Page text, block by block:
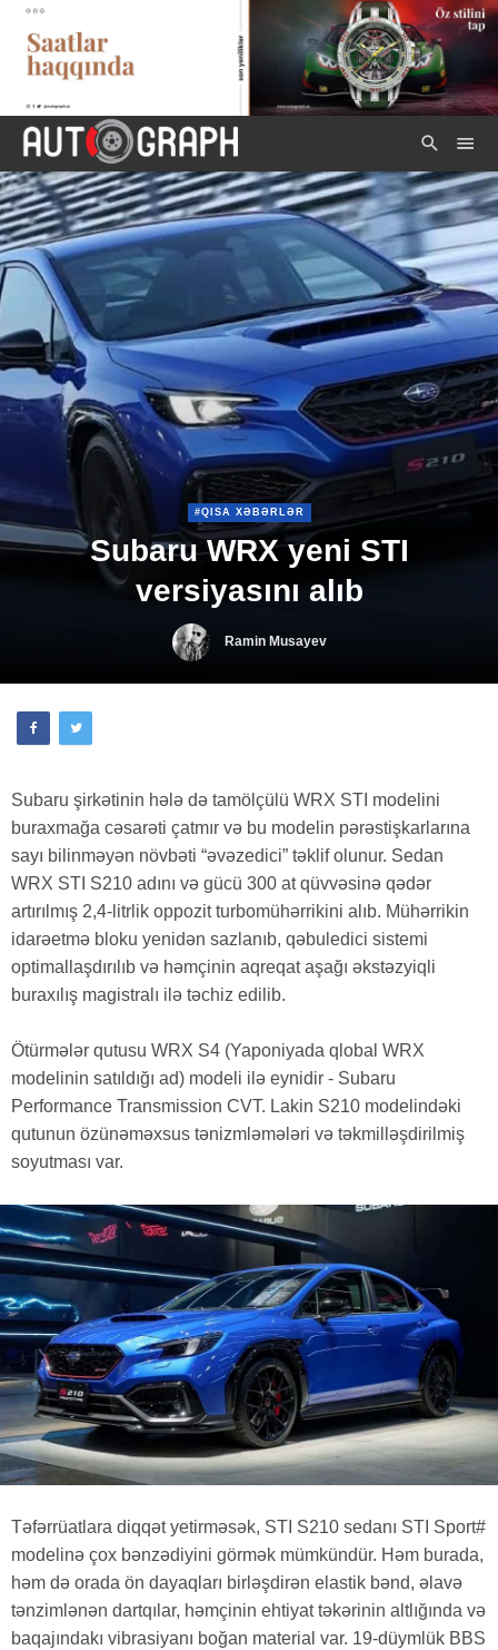
#QISA XƏBƏRLƏR
Subaru WRX yeni STI
versiyasını alıb
Ramin Musayev
Subaru şirkətinin hələ də tamölçülü WRX STI modelini
buraxmağa cəsarəti çatmır və bu modelin pərəstişkarlarına
sayı bilinməyən növbəti “əvəzedici” təklif olunur. Sedan
WRX STI S210 adını və gücü 300 at qüvvəsinə qədər
artırılmış 2,4-litrlik oppozit turbomühərrikini alıb. Mühərrikin
idarəetmə bloku yenidən sazlanıb, qəbuledici sistemi
optimallaşdırılıb və həmçinin aqreqat aşağı əkstəzyiqli
buraxılış magistralı ilə təchiz edilib.
Ötürmələr qutusu WRX S4 (Yaponiyada qlobal WRX
modelinin satıldığı ad) modeli ilə eynidir - Subaru
Performance Transmission CVT. Lakin S210 modelindəki
qutunun özünəməxsus tənizmləmələri və təkmilləşdirilmiş
soyutması var.
Təfərrüatlara diqqət yetirməsək, STI S210 sedanı STI Sport#
modelinə çox bənzədiyini görmək mümkündür. Həm burada,
həm də orada ön dayaqları birləşdirən elastik bənd, əlavə
tənzimlənən dartqılar, həmçinin ehtiyat təkərinin altlığında və
baqajındakı vibrasiyanı boğan material var. 19-düymlük BBS